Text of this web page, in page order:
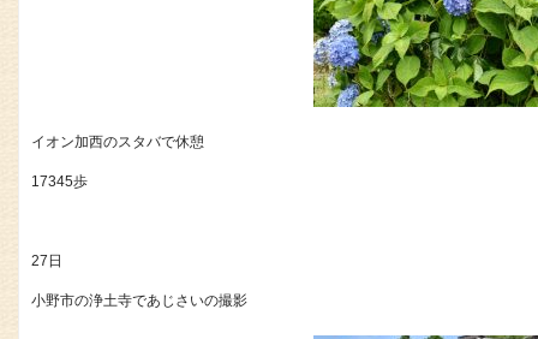
イオン加西のスタバで休憩
17345歩
27日
小野市の浄土寺であじさいの撮影